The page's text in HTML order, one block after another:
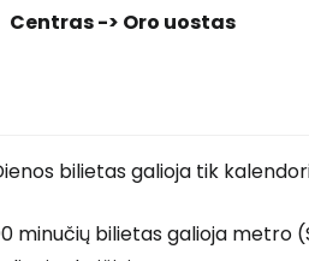
Centras -> Oro uostas
bilietas galioja tik
minučių bilietas galioja metro